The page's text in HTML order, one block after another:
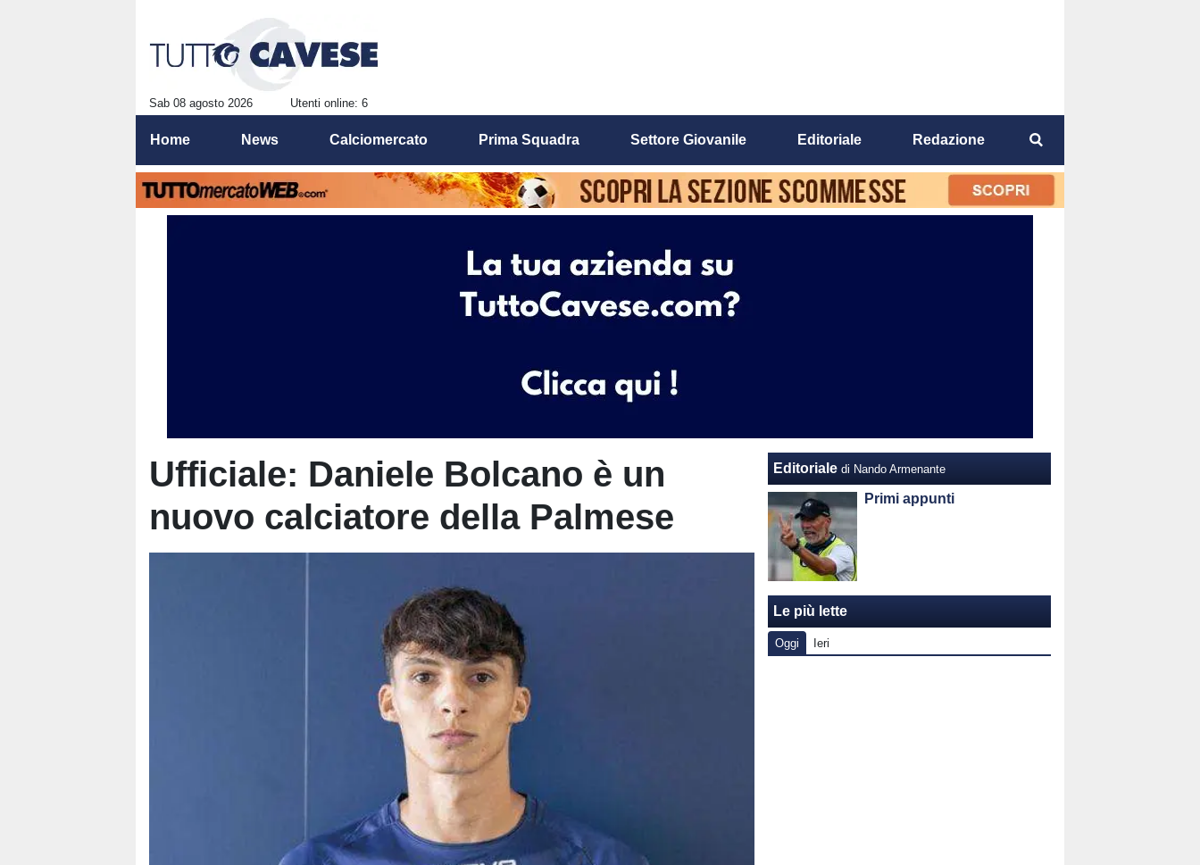
Sab 08 agosto 2026 Utenti online: 6
Home News Calciomercato Prima Squadra Settore Giovanile Editoriale Redazione
Ufficiale: Daniele Bolcano è un
nuovo calciatore della Palmese
Editoriale di Nando Armenante
Primi appunti
Le più lette
Oggi Ieri